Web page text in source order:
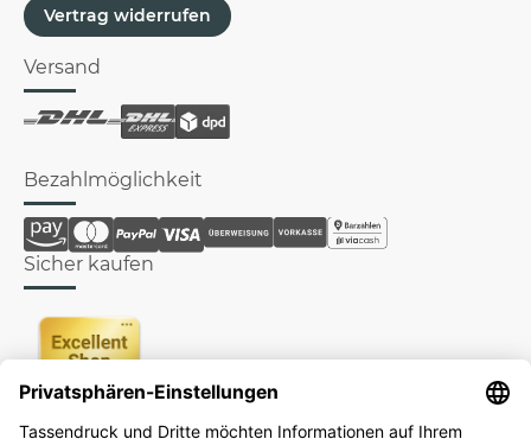
Vertrag widerrufen
Versand
Bezahlmöglichkeit
Sicher kaufen